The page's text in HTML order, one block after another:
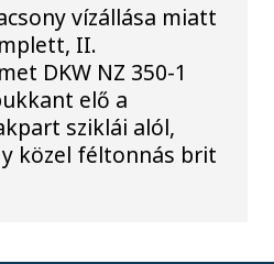
vízállása miatt
II.
DKW NZ 350-1
elő a
sziklái alól,
közel féltonnás brit